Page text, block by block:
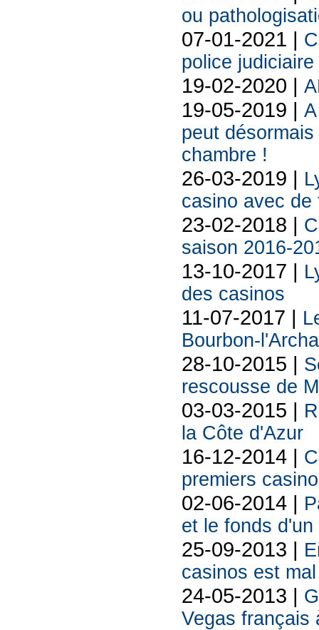
ou
07-01-2021 |
police
19-02-2020 |
19-05-2019 |
peut
chambre !
26-03-2019 |
casino avec de
23-02-2018 |
saison 2016-
13-10-2017 |
des casinos
11-07-2017 |
Bourbon-
28-10-2015 |
rescousse de
03-03-2015 |
la Côte d'Azur
16-12-2014 |
premiers
02-06-2014 |
et le fonds d'un
25-09-2013 |
casinos est
24-05-2013 |
Vegas français